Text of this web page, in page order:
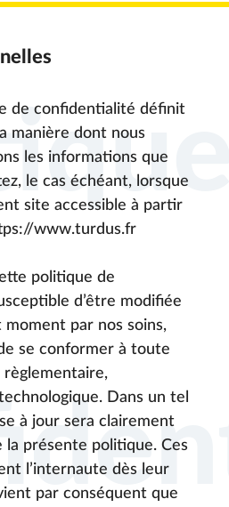
de confidentialité définit
manière dont nous
les informations que
le cas échéant, lorsque
site accessible à partir
www.turdus.fr
politique de
d’être modifiée
par nos soins,
se conformer à toute
règlementaire,
Dans un tel
à jour sera clairement
présente politique. Ces
l’internaute dès leur
par conséquent que